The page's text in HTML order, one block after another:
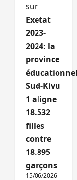
sur
Exetat
2023-
2024: la
province
Sud-Kivu
1 aligne
18.532
filles
contre
18.895
garçons
15/06/2026